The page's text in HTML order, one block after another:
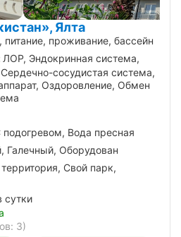
Ялта
питание, проживание, бассейн
ЛОР, Эндокринная система,
сосудистая система,
Оздоровление, Обмен
Вода пресная
Галечный, Оборудован
Свой парк,
сутки
3)